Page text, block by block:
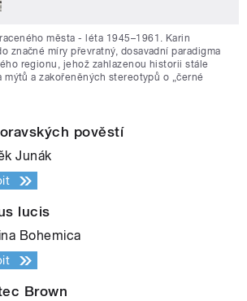
města - léta 1945–1961. Karin
značné míry převratný, dosavadní paradigma
regionu, jehož zahlazenou historii stále
mýtů a zakořeněných stereotypů o „černé
pověstí
Junák
lucis
Bohemica
Brown